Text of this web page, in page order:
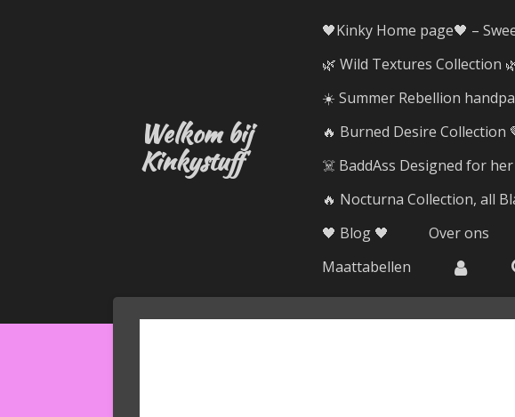
Welkom bij
Kinkystuff
🖤Kinky Home page🖤 –
🌿 Wild Textures Collection
☀️ Summer Rebellion
🔥 Burned Desire Collection
☠️ BaddAss Designed for her
🔥 Nocturna Collection, all
🖤 Blog 🖤
Over ons
Maattabellen